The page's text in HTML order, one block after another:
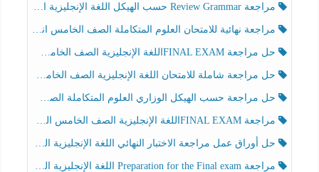
مراجعة Review Grammar حسب الهيكل اللغة الإنجليزية الصف الخامس الفصل الثالث
مراجعة نهائية للامتحان العلوم المتكاملة الصف الخامس انسبير الفصل الثالث
حل مراجعة FINAL EXAMاللغة الإنجليزية الصف الخامس الفصل الثالث
حل مراجعة شاملة للامتحان اللغة الإنجليزية الصف الخامس الفصل الثالث
حل مراجعة حسب الهيكل الوزاري العلوم المتكاملة الصف الخامس عام الفصل الثالث
مراجعة FINAL EXAMاللغة الإنجليزية الصف الخامس الفصل الثالث
حل أوراق عمل مراجعة الاختبار النهائي اللغة الإنجليزية الصف الرابع الفصل الثالث
مراجعة Preparation for the Final exam اللغة الإنجليزية الصف الرابع الفصل الثالث